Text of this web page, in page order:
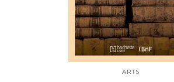
ARTS